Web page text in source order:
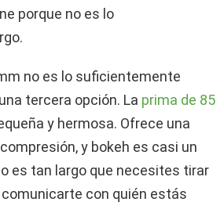
porque no es lo
no es lo suficientemente
tercera opción. La prima de 85
y hermosa. Ofrece una
y bokeh es casi un
es tan largo que necesites tirar
con quién estás